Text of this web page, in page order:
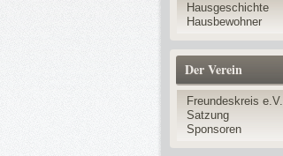
Hausgeschichte
Hausbewohner
Der Verein
Freundeskreis e.V.
Satzung
Sponsoren